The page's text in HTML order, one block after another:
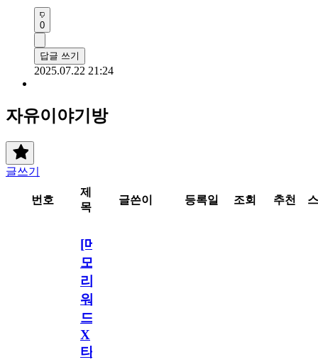
0
답글 쓰기
2025.07.22 21:24
자유이야기방
글쓰기
번호
제
목
글쓴이 등록일 조회 추천
[메
모
리
워
드
X
타